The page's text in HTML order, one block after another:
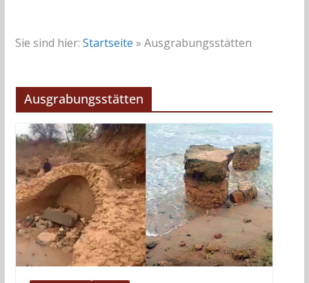
Sie sind hier: Startseite » Ausgrabungsstätten
Ausgrabungsstätten